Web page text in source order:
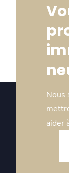
Nous
aider